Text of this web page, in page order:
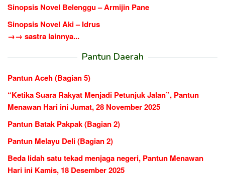
Sinopsis Novel Belenggu – Armijin Pane
Sinopsis Novel Aki – Idrus
→→ sastra lainnya...
Pantun Daerah
Pantun Aceh (Bagian 5)
“Ketika Suara Rakyat Menjadi Petunjuk Jalan”, Pantun
Menawan Hari ini Jumat, 28 November 2025
Pantun Batak Pakpak (Bagian 2)
Pantun Melayu Deli (Bagian 2)
Beda lidah satu tekad menjaga negeri, Pantun Menawan
Hari ini Kamis, 18 Desember 2025